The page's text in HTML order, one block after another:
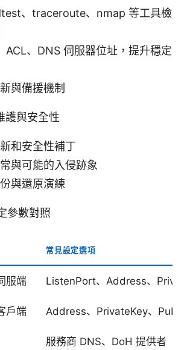
、traceroute、nmap 等工具檢
ACL、DNS 伺服器位址，提升穩定
與備援機制
護與安全性
和安全性補丁
與可能的入侵跡象
與還原演練
參數對照
常見設定選項
服端 ListenPort、Address、
戶端 Address、PrivateKey、
服務商 DNS、DoH 提供者